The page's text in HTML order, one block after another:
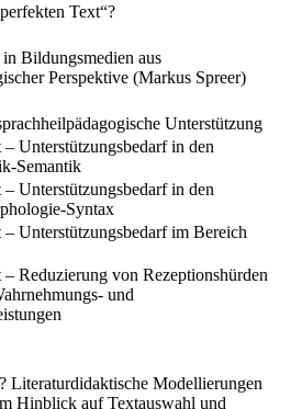
Text“?
Bildungsmedien aus
Perspektive (Markus Spreer)
Unterstützung
Unterstützungsbedarf in den
Semantik
Unterstützungsbedarf in den
Syntax
Unterstützungsbedarf im Bereich
Reduzierung von Rezeptionshürden
und
Literaturdidaktische Modellierungen
Hinblick auf Textauswahl und